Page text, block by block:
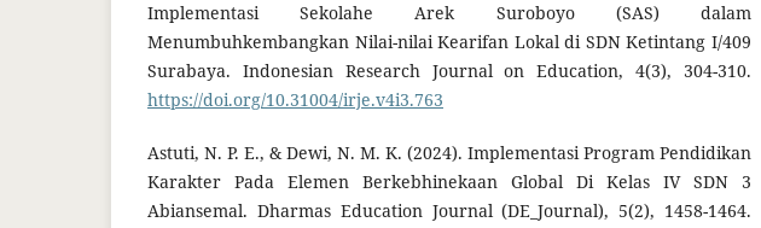
Implementasi Sekolahe Arek Suroboyo (SAS) dalam
Menumbuhkembangkan Nilai-nilai Kearifan Lokal di SDN Ketintang I/409
Surabaya. Indonesian Research Journal on Education, 4(3), 304-310.
https://doi.org/10.31004/irje.v4i3.763
Astuti, N. P. E., & Dewi, N. M. K. (2024). Implementasi Program Pendidikan
Karakter Pada Elemen Berkebhinekaan Global Di Kelas IV SDN 3
Abiansemal. Dharmas Education Journal (DE_Journal), 5(2), 1458-1464.